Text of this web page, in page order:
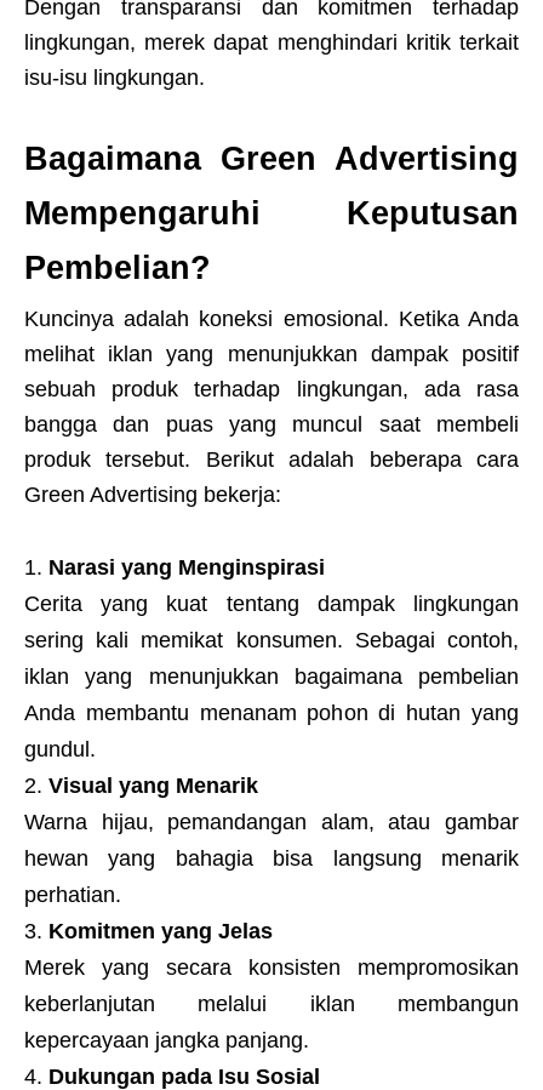
Dengan transparansi dan komitmen terhadap
lingkungan, merek dapat menghindari kritik terkait
isu-isu lingkungan.
Bagaimana Green Advertising
Mempengaruhi Keputusan
Pembelian?
Kuncinya adalah koneksi emosional. Ketika Anda
melihat iklan yang menunjukkan dampak positif
sebuah produk terhadap lingkungan, ada rasa
bangga dan puas yang muncul saat membeli
produk tersebut. Berikut adalah beberapa cara
Green Advertising bekerja:
Narasi yang Menginspirasi
Cerita yang kuat tentang dampak lingkungan
sering kali memikat konsumen. Sebagai contoh,
iklan yang menunjukkan bagaimana pembelian
Anda membantu menanam pohon di hutan yang
gundul.
Visual yang Menarik
Warna hijau, pemandangan alam, atau gambar
hewan yang bahagia bisa langsung menarik
perhatian.
Komitmen yang Jelas
Merek yang secara konsisten mempromosikan
keberlanjutan melalui iklan membangun
kepercayaan jangka panjang.
Dukungan pada Isu Sosial